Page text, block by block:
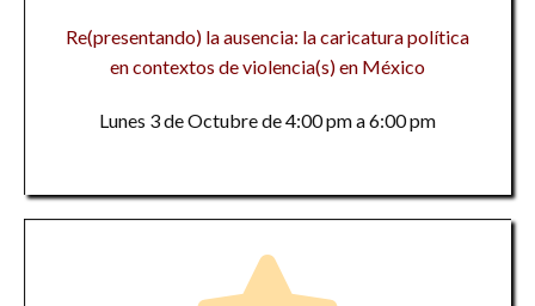
Re(presentando) la ausencia: la caricatura política
en contextos de violencia(s) en México
Lunes 3 de Octubre de 4:00 pm a 6:00 pm